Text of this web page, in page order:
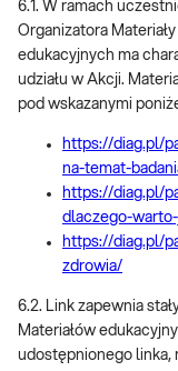
6.1. W ramach
Organizatora
edukacyjnych ma
udziału w Akcji.
pod wskazanymi
https://diag.pl/
na-temat-
https://diag.pl/
dlaczego-
https://diag.pl/
zdrowia/
6.2. Link zapewnia
Materiałów
udostępnionego linka,